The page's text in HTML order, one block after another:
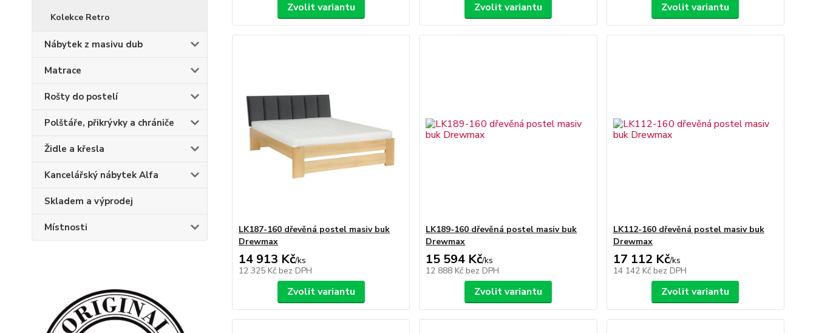
Kolekce Retro
Nábytek z masivu dub
Matrace
Rošty do postelí
Polštáře, přikrývky a chrániče
Židle a křesla
Kancelářský nábytek Alfa
Skladem a výprodej
Místnosti
Zvolit variantu Zvolit variantu Zvolit variantu
LK187-160 dřevěná postel masiv buk
Drewmax
14 913 Kč/ks
12 325 Kč bez DPH
Zvolit variantu
LK189-160 dřevěná postel masiv buk
Drewmax
15 594 Kč/ks
12 888 Kč bez DPH
Zvolit variantu
LK112-160 dřevěná postel masiv buk
Drewmax
17 112 Kč/ks
14 142 Kč bez DPH
Zvolit variantu